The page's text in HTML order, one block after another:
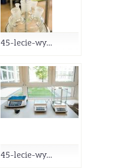
45-lecie-wy...
45-lecie-wy...